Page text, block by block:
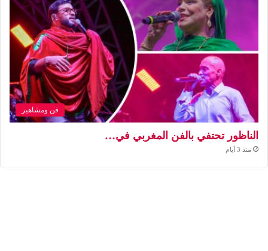
فن ومشاهير
الناظور تحتفي بالفن المغربي في…
منذ 3 أيام